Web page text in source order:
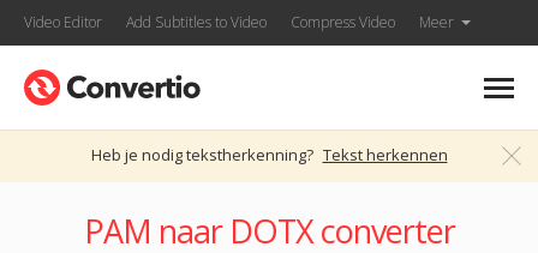
Video Editor Add Subtitles to Video Compress Video Meer
Heb je nodig tekstherkenning? Tekst herkennen
PAM naar DOTX converter